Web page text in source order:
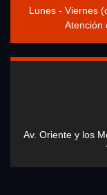
Lunes - Viernes
Atención
Av. Oriente y los